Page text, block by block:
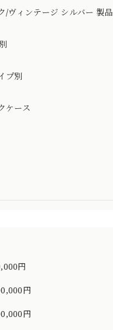
/ヴィンテージ シルバー 製品
プ別
ケース
円
円
円